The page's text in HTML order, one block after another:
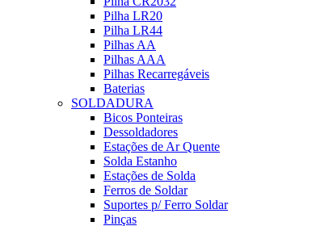
Pilha LR20
Pilha LR44
Pilhas AA
Pilhas AAA
Pilhas Recarregáveis
Baterias
SOLDADURA
Bicos Ponteiras
Dessoldadores
Estações de Ar Quente
Solda Estanho
Estações de Solda
Ferros de Soldar
Suportes p/ Ferro Soldar
Pinças